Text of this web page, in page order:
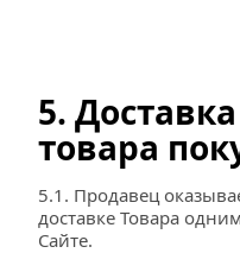
5.
товара
5.1. Продавец
доставке Товара
Сайте.